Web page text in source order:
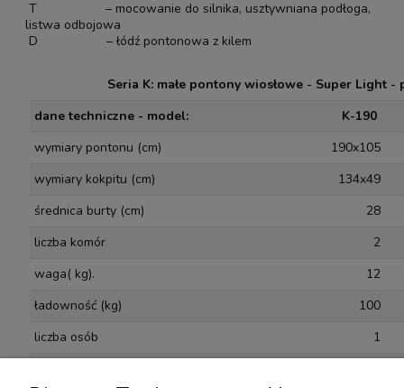
T – mocowanie do silnika, usztywniana podłoga,
listwa odbojowa
D – łódź pontonowa z kilem
Seria K: małe pontony wiosłowe - Super Light
dane techniczne - model:
K-190
wymiary pontonu (cm)
190x105
wymiary kokpitu (cm)
134x49
średnica burty (cm)
28
liczba komór
2
waga( kg).
12
ładowność (kg)
100
liczba osób
1